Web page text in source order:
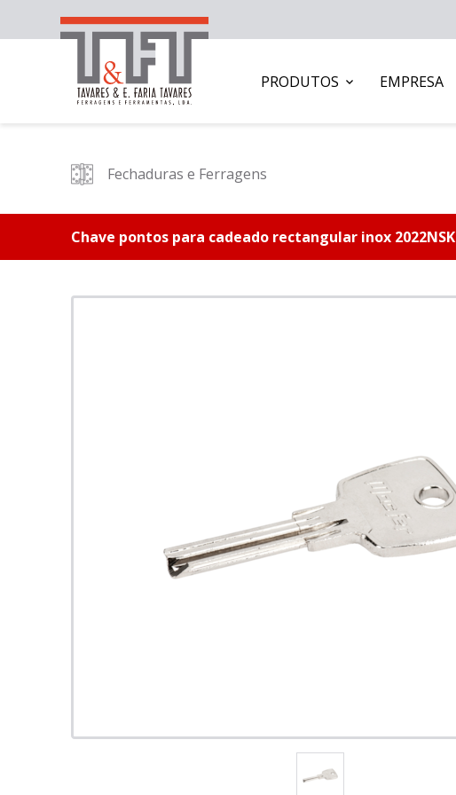
PRODUTOS EMPRESA
Fechaduras e Ferragens
Chave pontos para cadeado rectangular inox 2022NSK